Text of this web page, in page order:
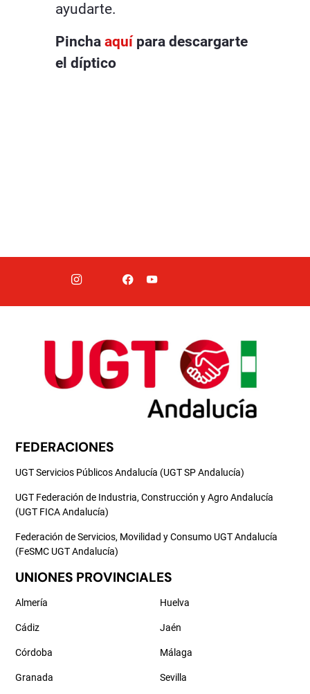
ayudarte.
Pincha aquípara descargarte
el díptico
FEDERACIONES
UGT Servicios Públicos Andalucía (UGT SP Andalucía)
UGT Federación de Industria, Construcción y Agro Andalucía
(UGT FICA Andalucía)
Federación de Servicios, Movilidad y Consumo UGT Andalucía
(FeSMC UGT Andalucía)
UNIONES PROVINCIALES
Almería
Cádiz
Córdoba
Granada
Huelva
Jaén
Málaga
Sevilla